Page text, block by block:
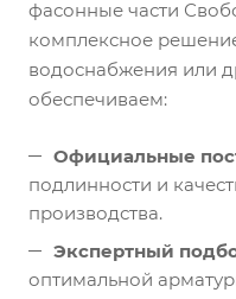
фасонные части
комплексное
водоснабжения или
обеспечиваем:
Официальные
подлинности и
производства.
Экспертный
оптимальной